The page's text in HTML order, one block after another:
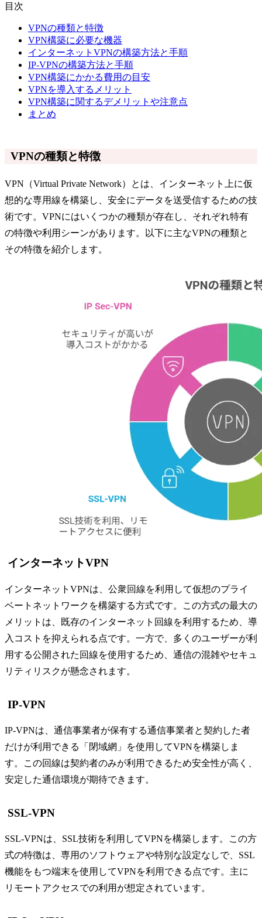
目次
VPNの種類と特徴
VPN構築に必要な機器
インターネットVPNの構築方法と手順
IP-VPNの構築方法と手順
VPN構築にかかる費用の目安
VPNを導入するメリット
VPN構築に関するデメリットや注意点
まとめ
VPNの種類と特徴
VPN（Virtual Private Network）とは、インターネット上に仮
想的な専用線を構築し、安全にデータを送受信するための技
術です。VPNにはいくつかの種類が存在し、それぞれ特有
の特徴や利用シーンがあります。以下に主なVPNの種類と
その特徴を紹介します。
インターネットVPN
インターネットVPNは、公衆回線を利用して仮想のプライ
ベートネットワークを構築する方式です。この方式の最大の
メリットは、既存のインターネット回線を利用するため、導
入コストを抑えられる点です。一方で、多くのユーザーが利
用する公開された回線を使用するため、通信の混雑やセキュ
リティリスクが懸念されます。
IP-VPN
IP-VPNは、通信事業者が保有する通信事業者と契約した者
だけが利用できる「閉域網」を使用してVPNを構築しま
す。この回線は契約者のみが利用できるため安全性が高く、
安定した通信環境が期待できます。
SSL-VPN
SSL-VPNは、SSL技術を利用してVPNを構築します。この方
式の特徴は、専用のソフトウェアや特別な設定なしで、SSL
機能をもつ端末を使用してVPNを利用できる点です。主に
リモートアクセスでの利用が想定されています。